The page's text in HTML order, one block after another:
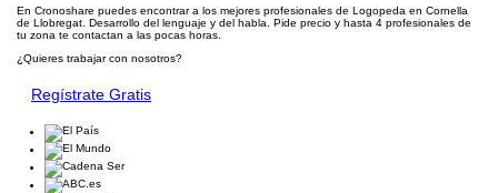
En Cronoshare puedes encontrar a los mejores profesionales de Logopeda en Cornella
de Llobregat. Desarrollo del lenguaje y del habla. Pide precio y hasta 4 profesionales de
tu zona te contactan a las pocas horas.
¿Quieres trabajar con nosotros?
Regístrate Gratis